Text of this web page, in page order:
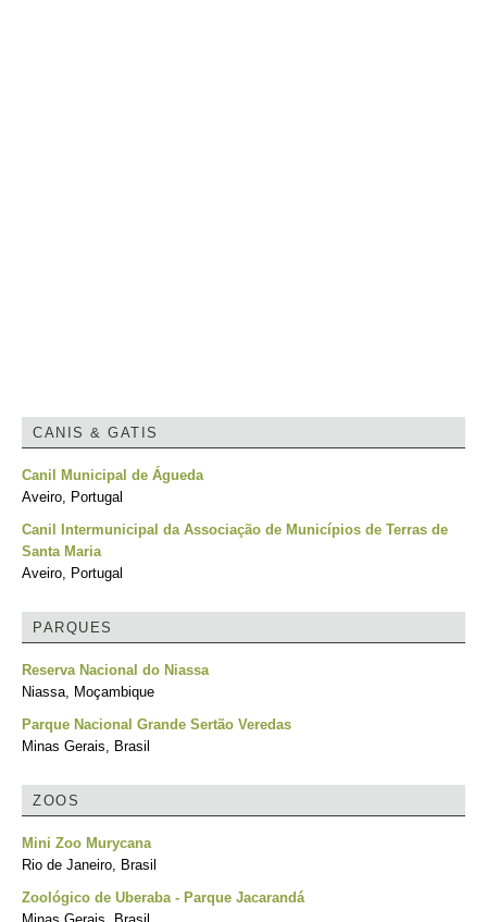
CANIS & GATIS
Canil Municipal de Águeda
Aveiro, Portugal
Canil Intermunicipal da Associação de Municípios de Terras de
Santa Maria
Aveiro, Portugal
PARQUES
Reserva Nacional do Niassa
Niassa, Moçambique
Parque Nacional Grande Sertão Veredas
Minas Gerais, Brasil
ZOOS
Mini Zoo Murycana
Rio de Janeiro, Brasil
Zoológico de Uberaba - Parque Jacarandá